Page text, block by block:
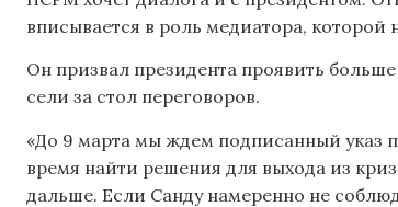
вписывается в роль медиатора,
Он призвал президента проявить
сели за стол переговоров.
«До 9 марта мы ждем подписанный указ
время найти решения для выхода из
дальше. Если Санду намеренно не